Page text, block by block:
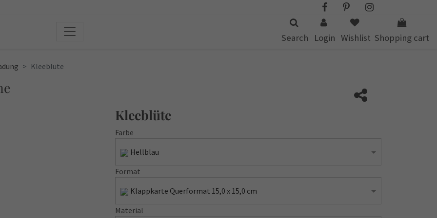
Search Login Wishlist Shopping cart
Kleeblüte
Kleeblüte
Farbe
Hellblau
Format
Klappkarte Querformat 15,0 x 15,0 cm
Material